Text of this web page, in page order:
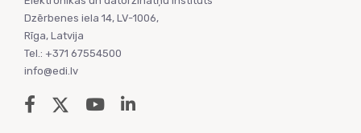
Dzērbenes iela 14, LV-1006,
Rīga, Latvija
Tel.: +371 67554500
info@edi.lv